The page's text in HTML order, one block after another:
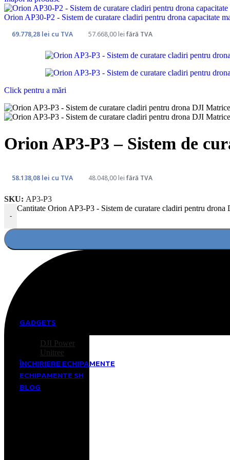
Accesorii topografie
Acumulatori și încărcătoare
Elemente de marcaj
Prisme
Echipamente topografice
Scannere
Carnete de teren
Nivele optice și digitale
Batimetrie
Georadar
Economisiți până la -25%
Obțineți reducere
Economisiți până la -25%
Obțineți reducere
GADGETS
DJI Power
Unitree
ÎNCHIRIERE ECHIPAMENTE
ECHIPAMENTE SH
BLOG
Orion AP30-P2 - Sistem de curatare cladiri pentru drona capacitate
57.668,00 lei fără TVA
69.778,28 lei cu TVA
Click pentru a mări
Orion AP3-P3 – Sistem de
48.048,00 lei fără TVA
58.138,08 lei cu TVA
SKU: AP3-P3
-
Cantitate Orion AP3-P3 - Sistem de curatare cladiri pentru